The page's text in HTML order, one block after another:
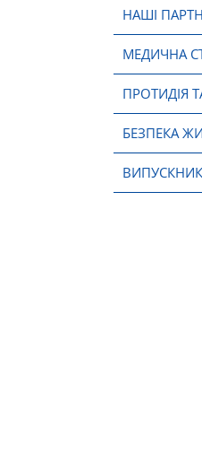
НАШІ
МЕДИЧНА
ПРОТИДІЯ
БЕЗПЕКА